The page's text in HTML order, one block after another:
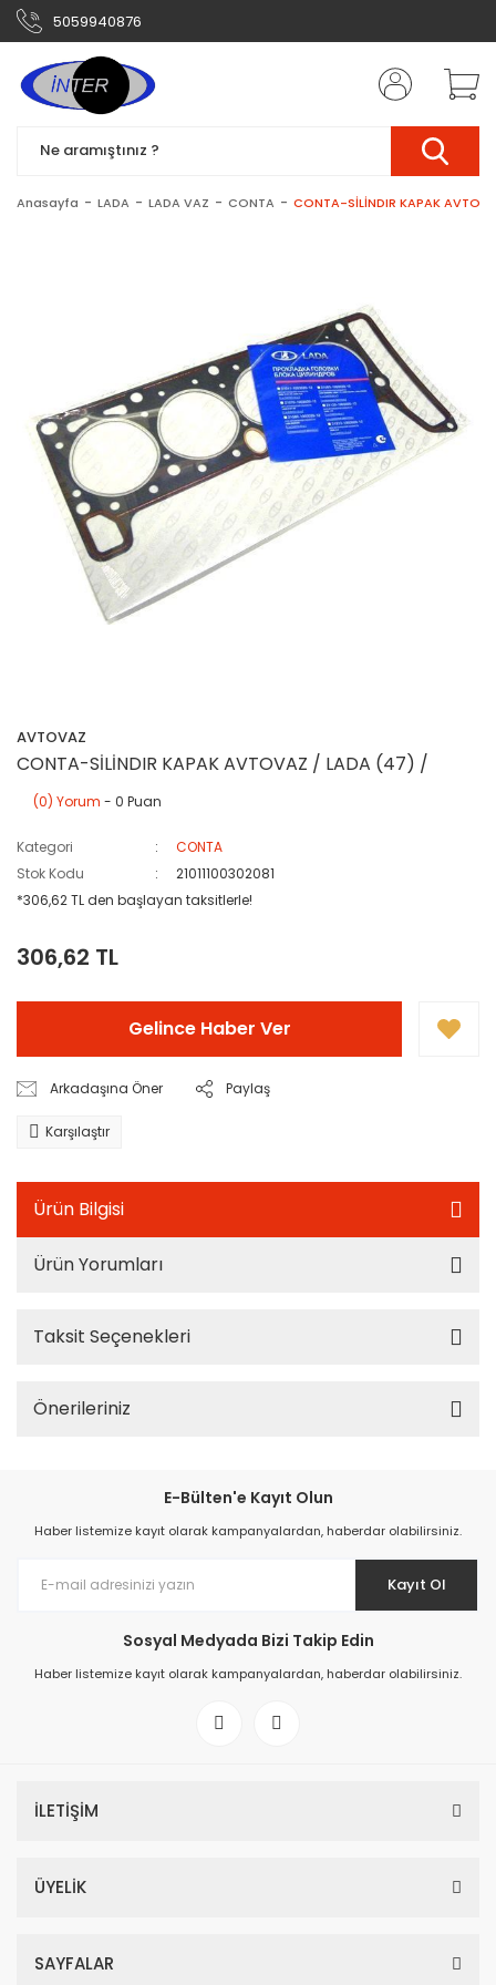
5059940876
Anasayfa LADA LADA VAZ CONTA CONTA-SİLİNDIR KAPAK
AVTOVAZ
CONTA-SİLİNDIR KAPAK AVTOVAZ / LADA (47) /
(0) Yorum - 0 Puan
Kategori
CONTA
Stok Kodu
21011100302081
*306,62 TL den başlayan taksitlerle!
306,62 TL
Gelince Haber Ver
Arkadaşına Öner Paylaş
Karşılaştır
Ürün Bilgisi
Ürün Yorumları
Taksit Seçenekleri
Önerileriniz
E-Bülten'e Kayıt Olun
Haber listemize kayıt olarak kampanyalardan, haberdar olabilirsiniz.
Kayıt Ol
Sosyal Medyada Bizi Takip Edin
Haber listemize kayıt olarak kampanyalardan, haberdar olabilirsiniz.
İLETİŞİM
ÜYELİK
SAYFALAR